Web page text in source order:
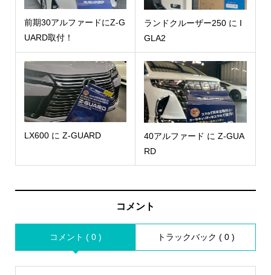
前期30アルファードにZ-G
UARD取付！
ランドクルーザー250 に I
GLA2
LX600 に Z-GUARD
40アルファード に Z-GUA
RD
コメント
コメント ( 0 ) トラックバック ( 0 )